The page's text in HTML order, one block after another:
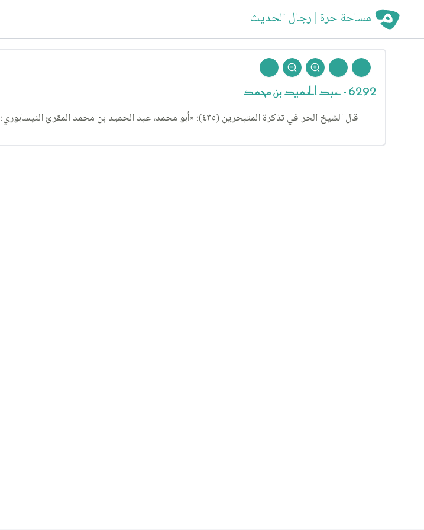
مساحة حرة | رجال الحديث
6292 - عبد الحميد بن محمد
قال الشيخ الحر في تذكرة المتبحرين (٤٣٥): «أبو محمد، عبد الحميد بن محمد المقرئ النيسابوري: عده العلامة من مشايخ الشيخ الطوسي من رجال الخاصة».